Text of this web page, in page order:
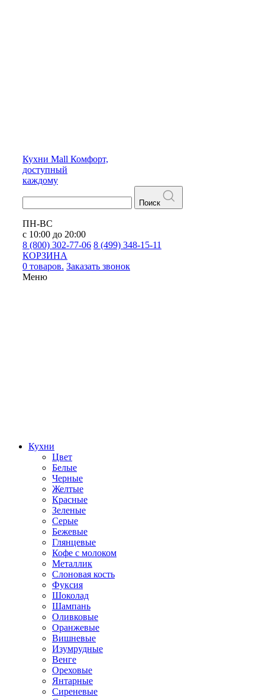
Кухни Mall Комфорт,
доступный
каждому
Поиск
ПН-ВС
с 10:00 до 20:00
8 (800) 302-77-06 8 (499) 348-15-11
КОРЗИНА
0 товаров. Заказать звонок
Меню
Кухни
Цвет
Белые
Черные
Желтые
Красные
Зеленые
Серые
Бежевые
Глянцевые
Кофе с молоком
Металлик
Слоновая кость
Фуксия
Шоколад
Шампань
Оливковые
Оранжевые
Вишневые
Изумрудные
Венге
Ореховые
Янтарные
Сиреневые